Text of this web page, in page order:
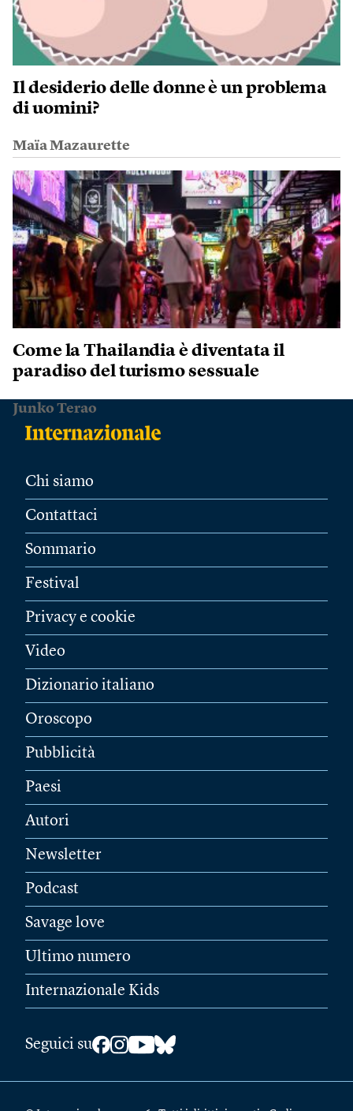
Il desiderio delle donne è un problema
di uomini?
Maïa Mazaurette
Come la Thailandia è diventata il
paradiso del turismo sessuale
Junko Terao
Chi siamo
Contattaci
Sommario
Festival
Privacy e cookie
Video
Dizionario italiano
Oroscopo
Pubblicità
Paesi
Autori
Newsletter
Podcast
Savage love
Ultimo numero
Internazionale Kids
Seguici su